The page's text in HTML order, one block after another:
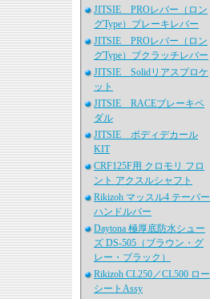
JITSIE PROレバー（ロン
グType）ブレーキレバー
JITSIE PROレバー（ロン
グType）ブクラッチレバー
JITSIE Solidリアスプロケ
ット
JITSIE RACEブレーキペ
ダル
JITSIE ボディデカール
KIT
CRF125F用 クロモリ フロ
ント アクスルシャフト
Rikizoh マッスル4 テーパー
ハンドルバー
Daytona 極厚底防水シュー
ズ DS-505（ブラウン・グ
レー・ブラック）
Rikizoh CL250／CL500 ロー
シートAssy